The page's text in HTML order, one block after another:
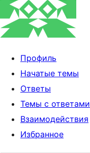
Профиль
Начатые темы
Ответы
Темы с ответами
Взаимодействия
Избранное